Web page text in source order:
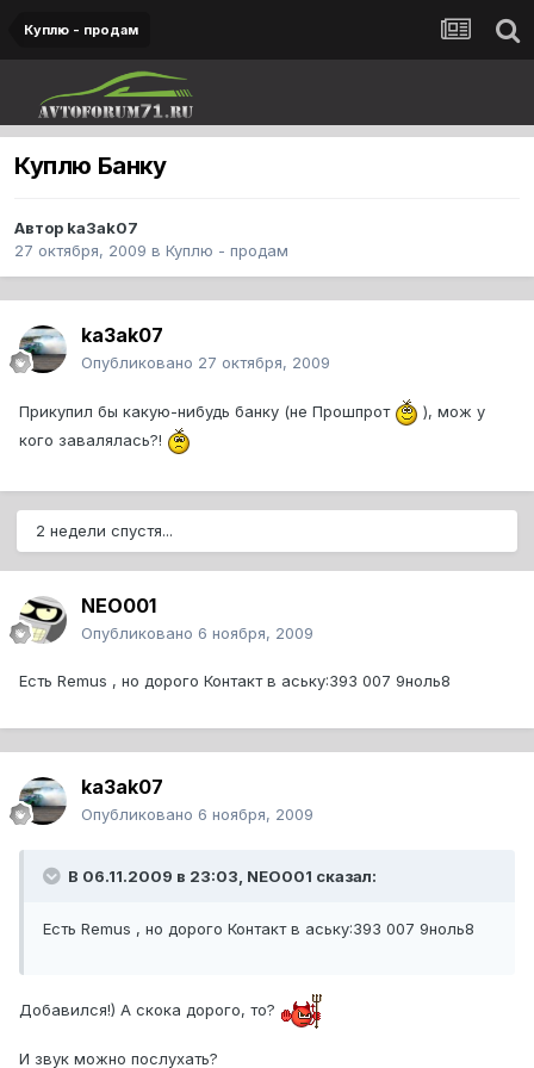
Куплю - продам
Куплю Банку
Автор ka3ak07
27 октября, 2009 в Куплю - продам
ka3ak07
Опубликовано 27 октября, 2009
Прикупил бы какую-нибудь банку (не Прошпрот
), мож у
кого завалялась?!
2 недели спустя...
NEO001
Опубликовано 6 ноября, 2009
Есть Remus , но дорого Контакт в аську:393 007 9ноль8
ka3ak07
Опубликовано 6 ноября, 2009
В 06.11.2009 в 23:03, NEO001 сказал:
Есть Remus , но дорого Контакт в аську:393 007 9ноль8
Добавился!) А скока дорого, то?
И звук можно послухать?